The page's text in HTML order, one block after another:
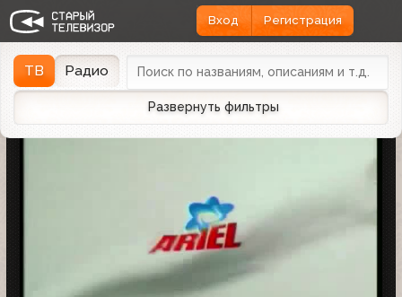
Вход Регистрация
ТВ Радио
Развернуть фильтры
Найдено 1162 записи Дата эфираДата заливки